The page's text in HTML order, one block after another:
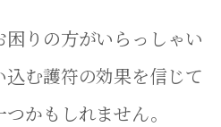
りの方がいらっしゃい
む護符の効果を信じて
かもしれません。